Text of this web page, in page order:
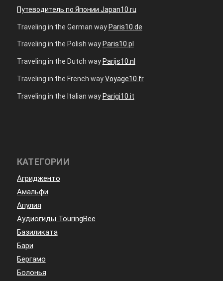
Путеводитель по Японии Japan10.ru
Traveling in the German wayParis10.de
Traveling in the Polish way Paris10.pl
Traveling in the Dutch way Parijs10.nl
Traveling in the French wayVoyage10.fr
Traveling in the Italian way Parigi10.it
КАТЕГОРИИ
Агридженто
Амальфи
Апулия
Аудиогиды TouringBee
Базиликата
Бари
Бергамо
Болонья